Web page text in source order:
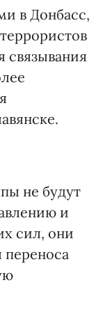
в Донбасс,
связывания
не будут
и
сил, они
переноса